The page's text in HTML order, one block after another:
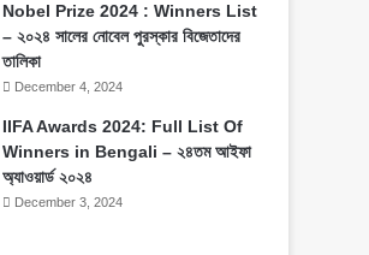
Nobel Prize 2024 : Winners List
– ২০২৪ সালের নোবেল পুরস্কার বিজেতাদের
তালিকা
December 4, 2024
IIFA Awards 2024: Full List Of
Winners in Bengali – ২৪তম আইফা
অ্যাওয়ার্ড ২০২৪
December 3, 2024